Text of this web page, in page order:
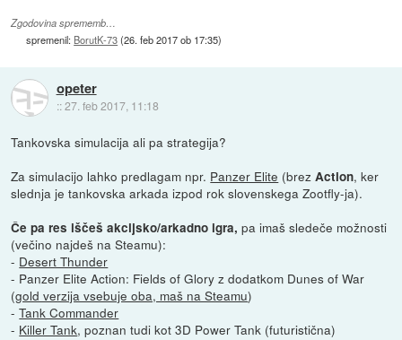
Zgodovina sprememb…
spremenil: BorutK-73(26. feb 2017 ob 17:35)
opeter
::27. feb 2017, 11:18
Tankovska simulacija ali pa strategija?
Za simulacijo lahko predlagam npr. Panzer Elite (brezAction, ker
slednja je tankovska arkada izpod rok slovenskega Zootfly-ja).
Če pa res iščeš akcijsko/arkadno igra, pa imaš sledeče možnosti
(večino najdeš na Steamu):
- Desert Thunder
- Panzer Elite Action: Fields of Glory z dodatkom Dunes of War
(gold verzija vsebuje oba, maš na Steamu)
-Tank Commander
- Killer Tank, poznan tudi kot 3D Power Tank (futuristična)